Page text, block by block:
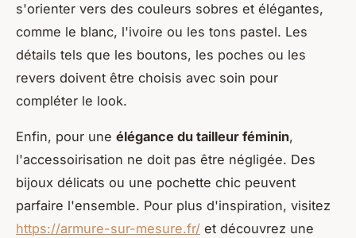
s'orienter vers des couleurs sobres et élégantes,
comme le blanc, l'ivoire ou les tons pastel. Les
détails tels que les boutons, les poches ou les
revers doivent être choisis avec soin pour
compléter le look.
Enfin, pour une élégance du tailleur féminin,
l'accessoirisation ne doit pas être négligée. Des
bijoux délicats ou une pochette chic peuvent
parfaire l'ensemble. Pour plus d'inspiration, visitez
https://armure-sur-mesure.fr/ et découvrez une